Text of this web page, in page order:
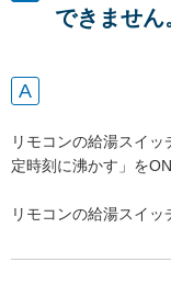
できません
リモコンの給湯スイ
定時刻に沸かす」を
リモコンの給湯スイッ